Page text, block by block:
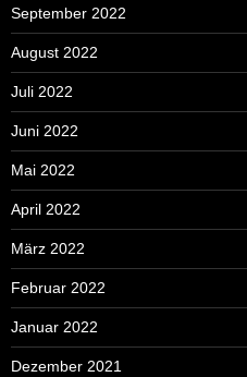
September 2022
August 2022
Juli 2022
Juni 2022
Mai 2022
April 2022
März 2022
Februar 2022
Januar 2022
Dezember 2021